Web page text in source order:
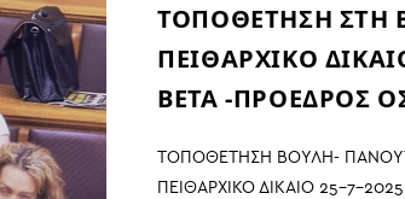
ΤΟΠΟΘΕΤΗΣΗ ΣΤΗ
ΠΕΙΘΑΡΧΙΚΟ
ΒΕΤΑ -ΠΡΟΕΔΡΟΣ
ΤΟΠΟΘΕΤΗΣΗ ΒΟΥΛΗ-
ΠΕΙΘΑΡΧΙΚΟ ΔΙΚΑΙΟ 25-7-